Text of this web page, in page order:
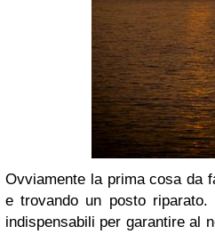
Ovviamente la prima cosa da
e trovando un posto riparato.
indispensabili per garantire al